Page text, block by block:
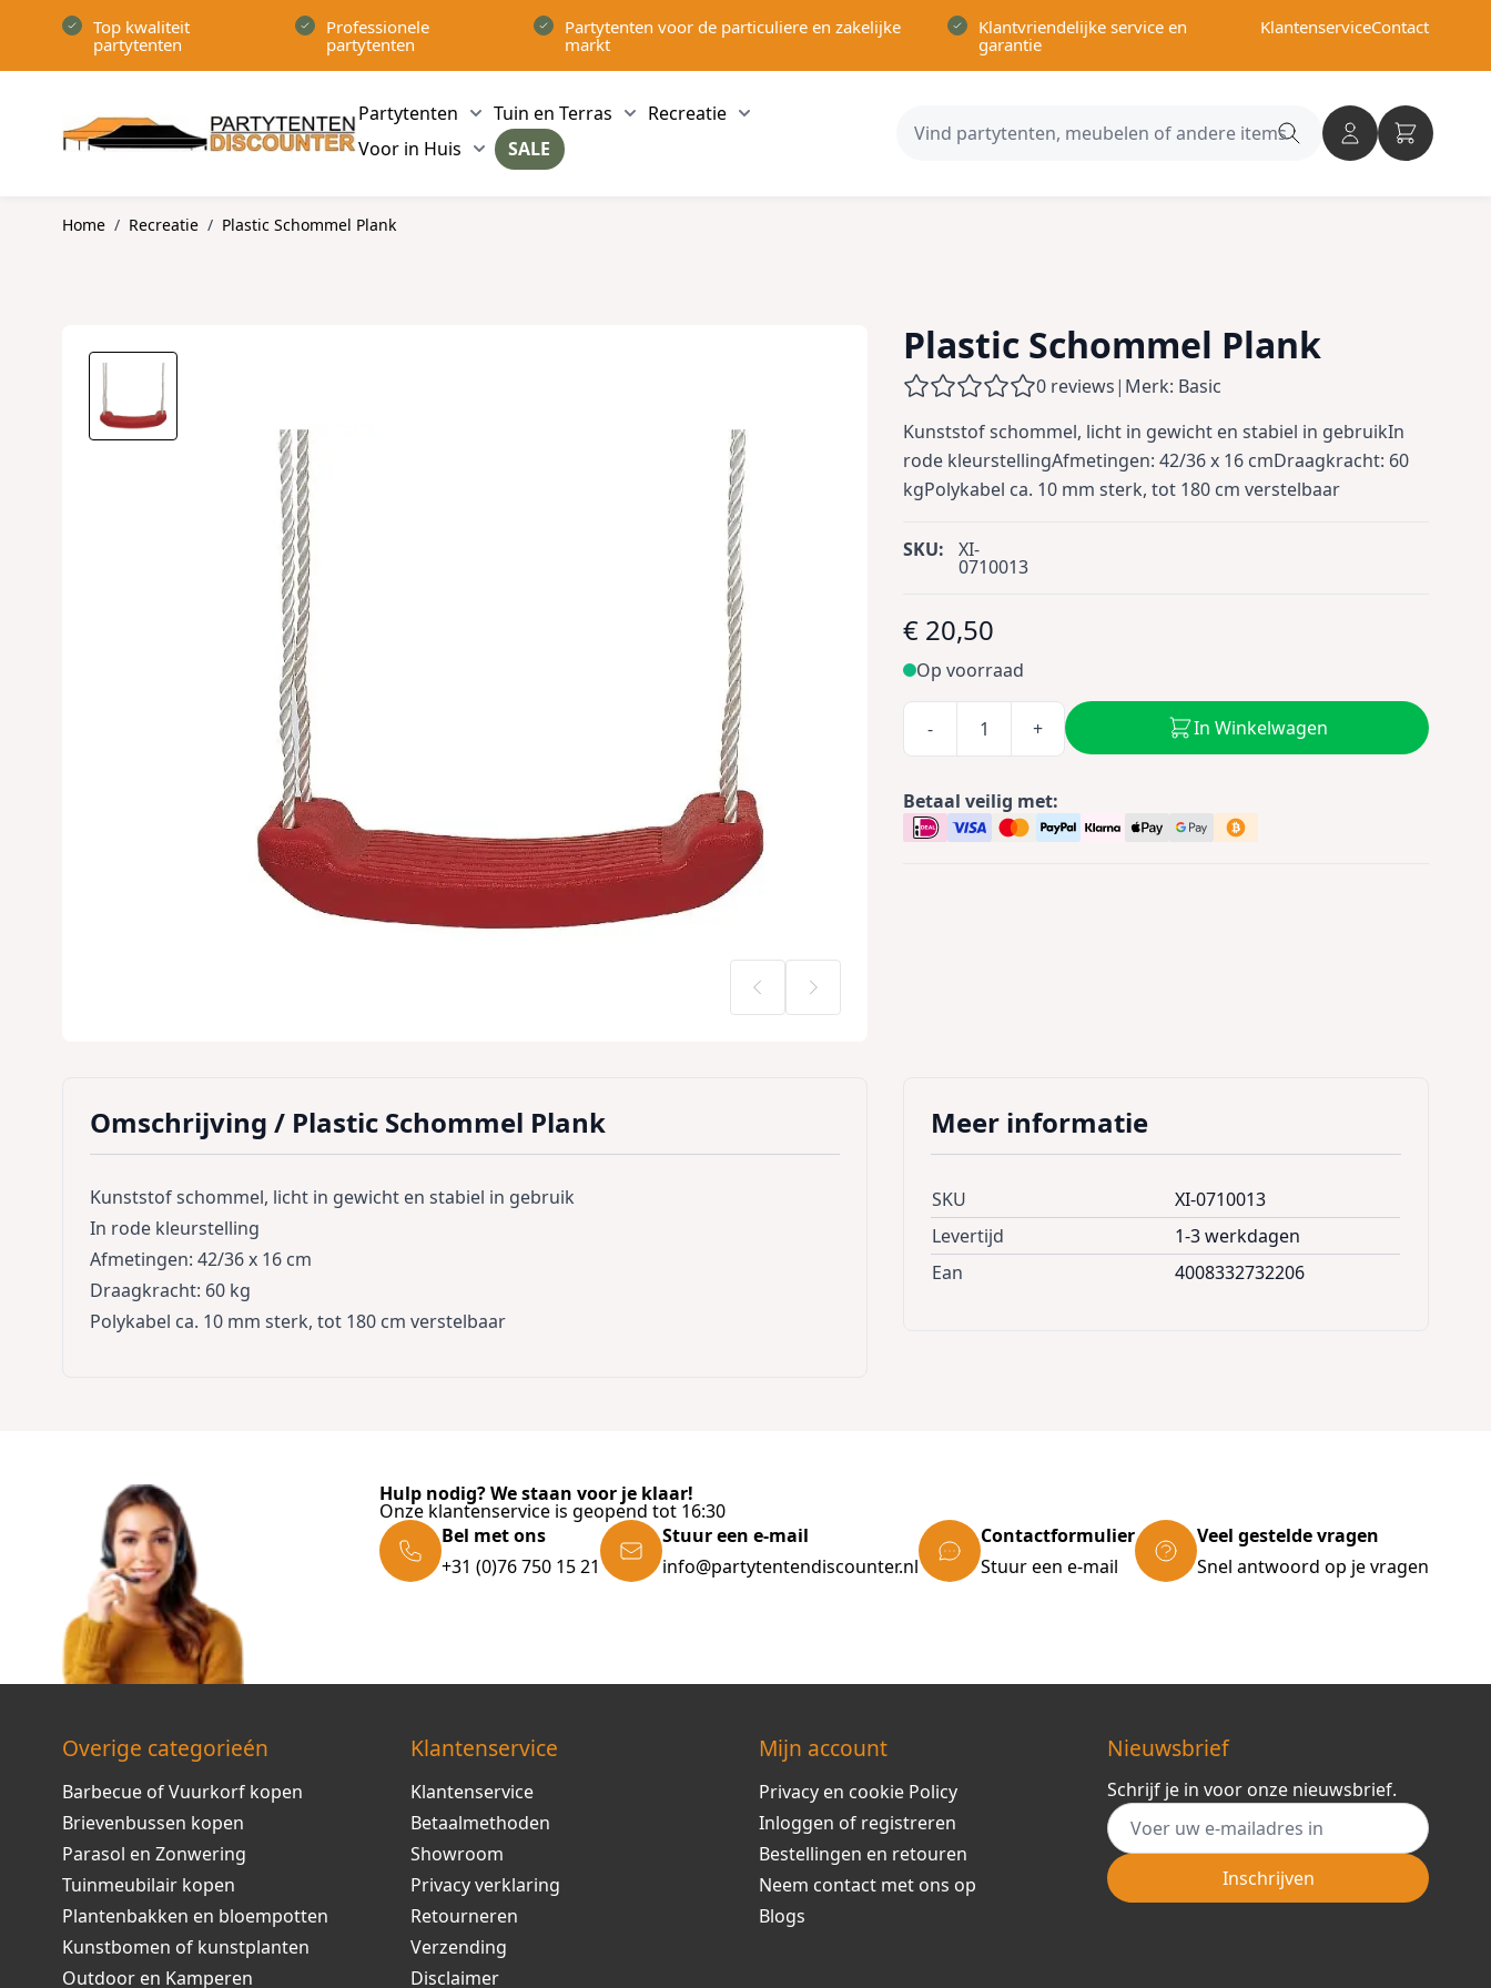
Top kwaliteit
partytenten
Professionele
partytenten
Partytenten voor de particuliere en zakelijke
markt
Klantvriendelijke service en
garantie
KlantenserviceContact
Partytenten
Show submenu for Partytenten category
Tuin en Terras
Show submenu for Tuin en Terras category
Recreatie
Show submenu for Recreatie category
Voor in Huis
Show submenu for Voor in Huis category
SALE
Search
Home / Recreatie / Plastic Schommel Plank
Plastic Schommel Plank
0 reviews| Merk: Basic
Kunststof schommel, licht in gewicht en stabiel in gebruikIn
rode kleurstellingAfmetingen: 42/36 x 16 cmDraagkracht: 60
kgPolykabel ca. 10 mm sterk, tot 180 cm verstelbaar
SKU: XI-
0710013
€ 20,50
Op voorraad
- + In Winkelwagen
Betaal veilig met:
Omschrijving / Plastic Schommel Plank
Kunststof schommel, licht in gewicht en stabiel in gebruik
In rode kleurstelling
Afmetingen: 42/36 x 16 cm
Draagkracht: 60 kg
Polykabel ca. 10 mm sterk, tot 180 cm verstelbaar
Meer informatie
SKU
XI-0710013
Levertijd
1-3 werkdagen
Ean
4008332732206
Hulp nodig? We staan voor je klaar!
Onze klantenservice is geopend tot 16:30
Bel met ons
+31 (0)76 750 15 21
Stuur een e-mail
info@partytentendiscounter.nl
Contactformulier
Stuur een e-mail
Veel gestelde vragen
Snel antwoord op je vragen
Overige categorieén
Barbecue of Vuurkorf kopen
Brievenbussen kopen
Parasol en Zonwering
Tuinmeubilair kopen
Plantenbakken en bloempotten
Kunstbomen of kunstplanten
Outdoor en Kamperen
Klantenservice
Klantenservice
Betaalmethoden
Showroom
Privacy verklaring
Retourneren
Verzending
Disclaimer
Mijn account
Privacy en cookie Policy
Inloggen of registreren
Bestellingen en retouren
Neem contact met ons op
Blogs
Nieuwsbrief
Schrijf je in voor onze nieuwsbrief.
E-mail adres
Inschrijven